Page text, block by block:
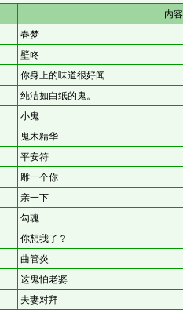
内
春梦
壁咚
你身上的味道很好闻
纯洁如白纸的鬼。
小鬼
鬼木精华
平安符
雕一个你
亲一下
勾魂
你想我了？
曲管炎
这鬼怕老婆
夫妻对拜